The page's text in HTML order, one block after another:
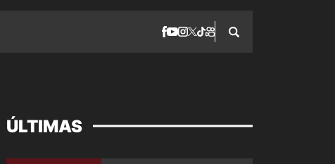
ÚLTIMAS